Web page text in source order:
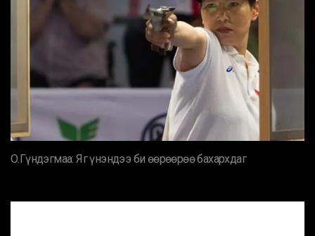
О.Гүндэгмаа: Яг үнэндээ би өөрөөрөө бахархдаг